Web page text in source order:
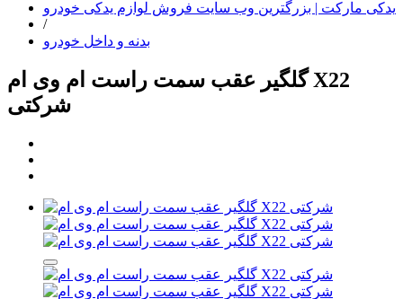
یدکی مارکت | بزرگترین وب سایت فروش لوازم یدکی خودرو
/
بدنه و داخل خودرو
گلگیر عقب سمت راست ام وی ام X22
شرکتی